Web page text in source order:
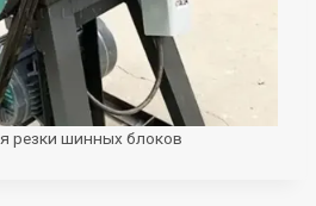
резки шинных блоков